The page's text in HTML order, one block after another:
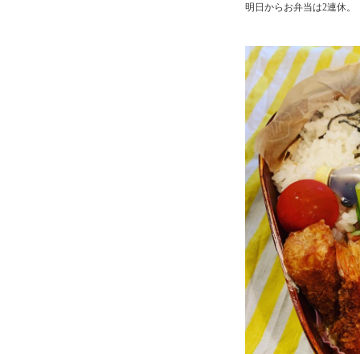
明日からお弁当は2連休。